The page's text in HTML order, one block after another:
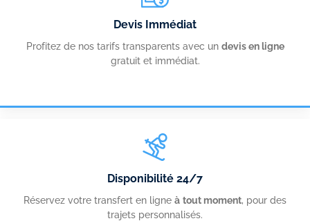
Devis Immédiat
Profitez de nos tarifs transparents avec un devis en ligne
gratuit et immédiat.
Disponibilité 24/7
Réservez votre transfert en ligne à tout moment , pour des
trajets personnalisés.